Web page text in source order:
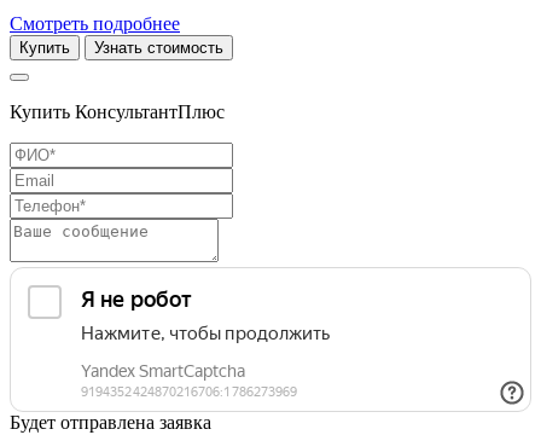
Смотреть подробнее
Купить Узнать стоимость
Купить КонсультантПлюс
Будет отправлена заявка